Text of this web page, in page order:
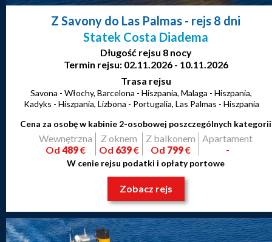
Z Savony do Las Palmas - rejs 8 dni
Statek Costa Diadema
Długość rejsu 8 nocy
Termin rejsu: 02.11.2026 - 10.11.2026
Trasa rejsu
Savona - Włochy, Barcelona - Hiszpania, Malaga - Hiszpania,
Kadyks - Hiszpania, Lizbona - Portugalia, Las Palmas - Hiszpania
Cena za osobę w kabinie 2-osobowej poszczególnych kategorii
Wewnętrzna
Od 489€
Z oknem
Od 639€
Z balkonem
Od 799€
Apartament
-
W cenie rejsu podatki i opłaty portowe
Zobacz rejs